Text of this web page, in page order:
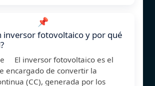
📌
inversor fotovoltaico y por qué
El inversor fotovoltaico es el
encargado de convertir la
(CC), generada por los